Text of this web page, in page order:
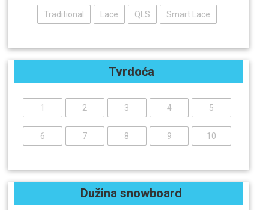
Traditional Lace QLS Smart Lace
Tvrdoća
1 2 3 4 5
6 7 8 9 10
Dužina snowboard